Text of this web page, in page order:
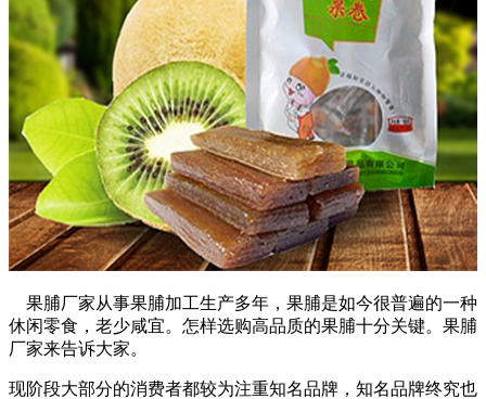
果脯厂家从事果脯加工生产多年，果脯是如今很普遍的一种
休闲零食，老少咸宜。怎样选购高品质的果脯十分关键。果脯
厂家来告诉大家。
现阶段大部分的消费者都较为注重知名品牌，知名品牌终究也